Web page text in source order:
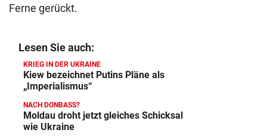
Ferne gerückt.
Lesen Sie auch:
KRIEG IN DER UKRAINE
Kiew bezeichnet Putins Pläne als
„Imperialismus“
NACH DONBASS?
Moldau droht jetzt gleiches Schicksal
wie Ukraine